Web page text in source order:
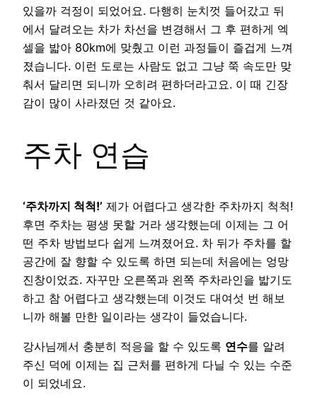
있을까 걱정이 되었어요. 다행히 눈치껏 들어갔고 뒤
에서 달려오는 차가 차선을 변경해서 그 후 편하게 엑
셀을 밟아 80km에 맞췄고 이런 과정들이 즐겁게 느껴
졌습니다. 이런 도로는 사람도 없고 그냥 쭉 속도만 맞
춰서 달리면 되니까 오히려 편하더라고요. 이 때 긴장
감이 많이 사라졌던 것 같아요.
주차 연습
‘주차까지 척척!’ 제가 어렵다고 생각한 주차까지 척척!
후면 주차는 평생 못할 거라 생각했는데 이제는 그 어
떤 주차 방법보다 쉽게 느껴졌어요. 차 뒤가 주차를 할
공간에 잘 향할 수 있도록 하면 되는데 처음에는 엉망
진창이었죠. 자꾸만 오른쪽과 왼쪽 주차라인을 밟기도
하고 참 어렵다고 생각했는데 이것도 대여섯 번 해보
니까 해볼 만한 일이라는 생각이 들었습니다.
강사님께서 충분히 적응을 할 수 있도록 연수를 알려
주신 덕에 이제는 집 근처를 편하게 다닐 수 있는 수준
이 되었네요.